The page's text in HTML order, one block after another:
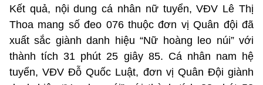
Kết quả, nội dung cá nhân nữ tuyển, VĐV Lê Thị
Thoa mang số đeo 076 thuộc đơn vị Quân đội đã
xuất sắc giành danh hiệu “Nữ hoàng leo núi” với
thành tích 31 phút 25 giây 85. Cá nhân nam hệ
tuyển, VĐV Đỗ Quốc Luật, đơn vị Quân Đội giành